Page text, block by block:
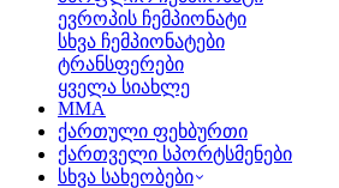
ევროპის ჩემპიონატი
სხვა ჩემპიონატები
ტრანსფერები
ყველა სიახლე
MMA
ქართული ფეხბურთი
ქართველი სპორტსმენები
სხვა სახეობები